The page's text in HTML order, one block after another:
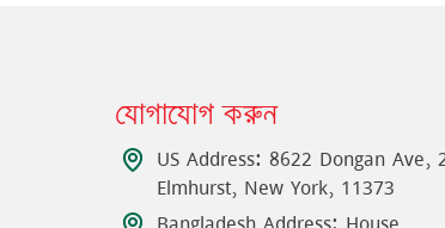
যোগাযোগ করুন
US Address: 8622 Dongan Ave,
Elmhurst, New York, 11373